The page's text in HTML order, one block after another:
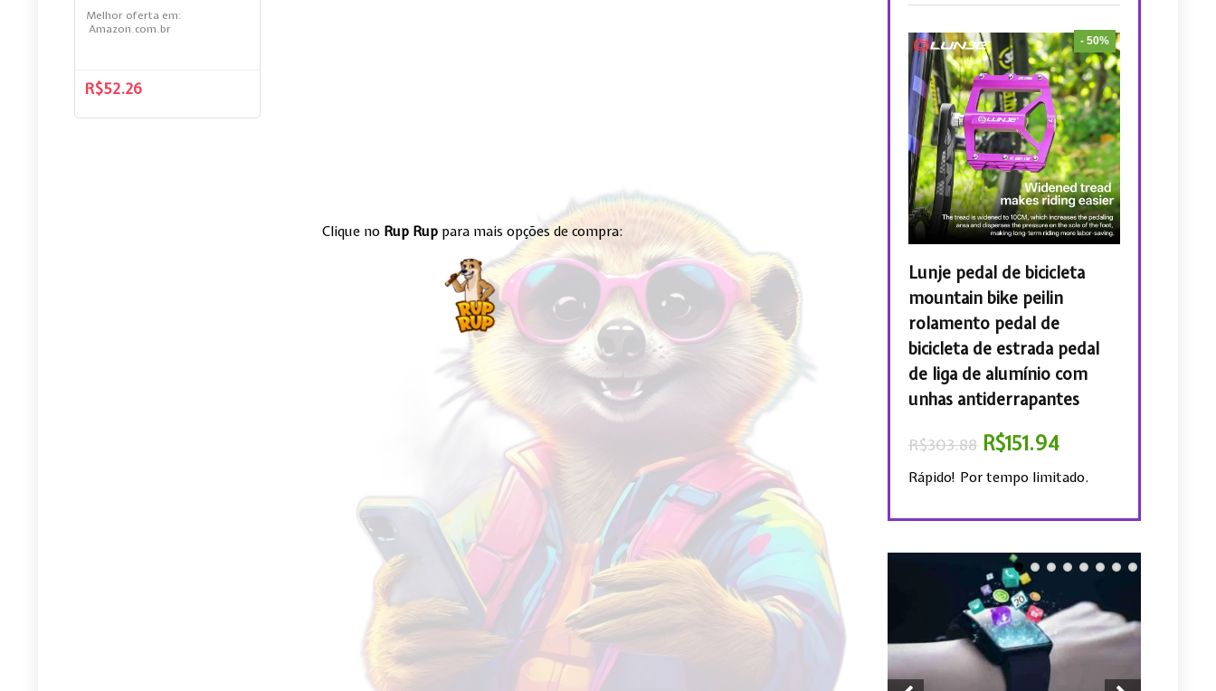
Melhor oferta em:
Amazon.com.br
R$52.26
Clique no Rup Ruppara mais opções de compra:
Lunje pedal de bicicleta
de liga de alumínio com
LUNJE Braçadeira de selim
de bicicleta, alumínio, arco-
íris, BTT, 31.8, 34.9
59.09 R$29.54
Rápido! Por tempo limitado.
Capacete de Ciclismo PMT
com Forro Confortável,
Leve e Ventilado, Proteção
para a Cabeça, Capacete de
Bicicleta MTB com Visor
155.56
Rápido! Por tempo limitado.
- 50%
Lunje pedal de bicicleta
mountain bike peilin
rolamento pedal de
bicicleta de estrada pedal
de liga de alumínio com
unhas antiderrapantes
R$303.88 R$151.94
Rápido! Por tempo limitado.